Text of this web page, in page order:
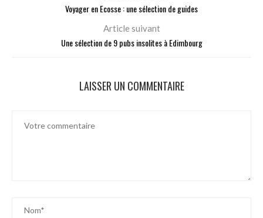
Voyager en Ecosse : une sélection de guides
Article suivant
Une sélection de 9 pubs insolites à Edimbourg
LAISSER UN COMMENTAIRE